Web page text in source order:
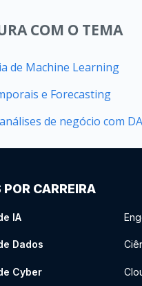
COM O TEMA
de Machine Learning
e Forecasting
de negócio com
CARREIRA
IA
Dados
Cyber